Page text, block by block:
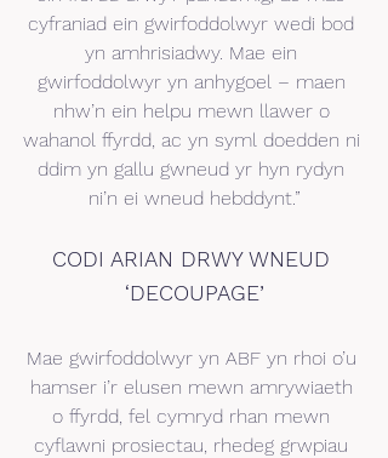
cyfraniad ein gwirfoddolwyr wedi bod
yn amhrisiadwy. Mae ein
gwirfoddolwyr yn anhygoel – maen
nhw’n ein helpu mewn llawer o
wahanol ffyrdd, ac yn syml doedden ni
ddim yn gallu gwneud yr hyn rydyn
ni’n ei wneud hebddynt.”
CODI ARIAN DRWY WNEUD
‘DECOUPAGE’
Mae gwirfoddolwyr yn ABF yn rhoi o’u
hamser i’r elusen mewn amrywiaeth
o ffyrdd, fel cymryd rhan mewn
cyflawni prosiectau, rhedeg grwpiau